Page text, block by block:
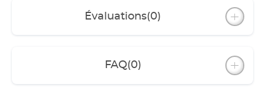
Évaluations(0)
FAQ(0)